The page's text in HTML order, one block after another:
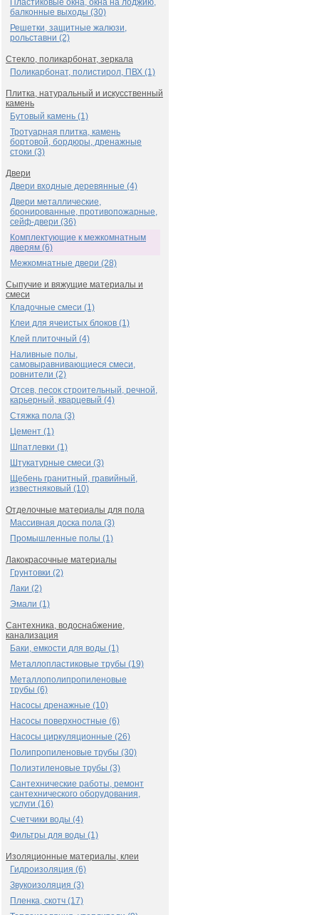
Пластиковые окна, окна на лоджию,
балконные выходы (30)
Решетки, защитные жалюзи,
рольставни (2)
Стекло, поликарбонат, зеркала
Поликарбонат, полистирол, ПВХ (1)
Плитка, натуральный и искусственный
камень
Бутовый камень (1)
Тротуарная плитка, камень
бортовой, бордюры, дренажные
стоки (3)
Двери
Двери входные деревянные (4)
Двери металлические,
бронированные, противопожарные,
сейф-двери (36)
Комплектующие к межкомнатным
дверям (6)
Межкомнатные двери (28)
Сыпучие и вяжущие материалы и
смеси
Кладочные смеси (1)
Клеи для ячеистых блоков (1)
Клей плиточный (4)
Наливные полы,
самовыравнивающиеся смеси,
ровнители (2)
Отсев, песок строительный, речной,
карьерный, кварцевый (4)
Стяжка пола (3)
Цемент (1)
Шпатлевки (1)
Штукатурные смеси (3)
Щебень гранитный, гравийный,
известняковый (10)
Отделочные материалы для пола
Массивная доска пола (3)
Промышленные полы (1)
Лакокрасочные материалы
Грунтовки (2)
Лаки (2)
Эмали (1)
Сантехника, водоснабжение,
канализация
Баки, емкости для воды (1)
Металлопластиковые трубы (19)
Металлополипропиленовые
трубы (6)
Насосы дренажные (10)
Насосы поверхностные (6)
Насосы циркуляционные (26)
Полипропиленовые трубы (30)
Полиэтиленовые трубы (3)
Сантехнические работы, ремонт
сантехнического оборудования,
услуги (16)
Счетчики воды (4)
Фильтры для воды (1)
Изоляционные материалы, клеи
Гидроизоляция (6)
Звукоизоляция (3)
Пленка, скотч (17)